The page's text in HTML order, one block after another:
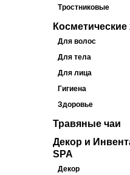
Тростниковые
Для волос
Для тела
Для лица
Гигиена
Здоровье
Травяные чаи
Декор и
SPA
Декор